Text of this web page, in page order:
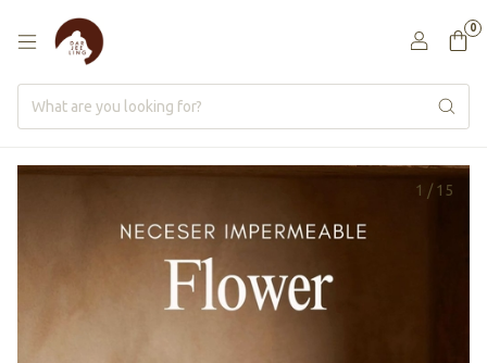
0
1 / 15